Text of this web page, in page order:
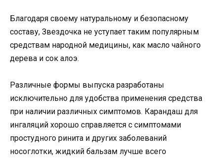
Благодаря своему натуральному и безопасному
составу, Звездочка не уступает таким популярным
средствам народной медицины, как масло чайного
дерева и сок алоэ.
Различные формы выпуска разработаны
исключительно для удобства применения средства
при наличии различных симптомов. Карандаш для
ингаляций хорошо справляется с симптомами
простудного ринита и других заболеваний
носоглотки, жидкий бальзам лучше всего